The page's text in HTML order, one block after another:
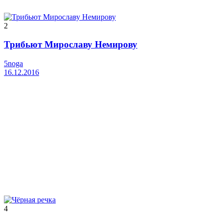
2
Трибьют Мирославу Немирову
5noga
16.12.2016
4